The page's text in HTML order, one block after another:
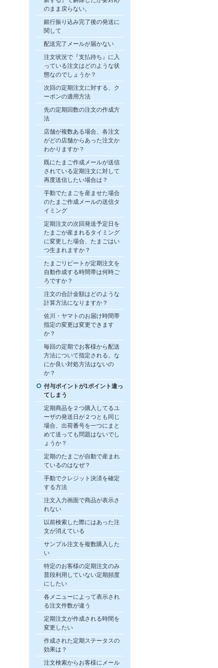
のまま戻らない。
銀行振り込み完了後の発送に
関して
配送完了メールが届かない
注文状況で『支払待ち』に入
っている注文はどのような状
態なのでしょうか？
次回の定期注文に対する、ク
ーポンの適用方法
先の定期回数の注文の作成方
法
店舗が複数ある場合、各注文
がどの店舗からあった注文か
わかりますか？
既にたまご作成メールが送信
されている定期注文に対して
再度送信したい場合は？
手動でたまごを産ませた場合
のたまご作成メールの送信タ
イミング
定期注文の次回発送予定日を
たまごが産まれるタイミング
に変更した場合、たまごはい
つ生まれますか？
たまごリピートが定期注文を
自動作成する時間帯は何時ご
ろですか？
注文の合計金額はどのような
計算方法になりますか？
佐川・ヤマトのお届け時間帯
指定の変更は変更できます
か？
毎回の定期でお客様から配送
方法について指定される。な
にか良い対処方法はないの
か？
付与ポイントが1ポイント違っ
てしまう
定期商品を２つ購入してるユ
ーザの発送日が２つとも同じ
場合、出荷番号を一つにまと
めて送っても問題はないでし
ょうか？
定期のたまごが自動で産まれ
ているのはなぜ？
手動でクレジット決済を確定
する方法
注文入力画面で商品が表示さ
れない
以前検索した際にはあった注
文が消えている
サンプル注文を複数購入した
い
特定のお客様の定期注文のみ
普段利用していない定期頻度
にしたい
各メニューによって表示され
る注文件数が違う
定期注文が作成される時間を
変更したい
作成された定期ステータスの
効果は？
注文検索からお客様にメール